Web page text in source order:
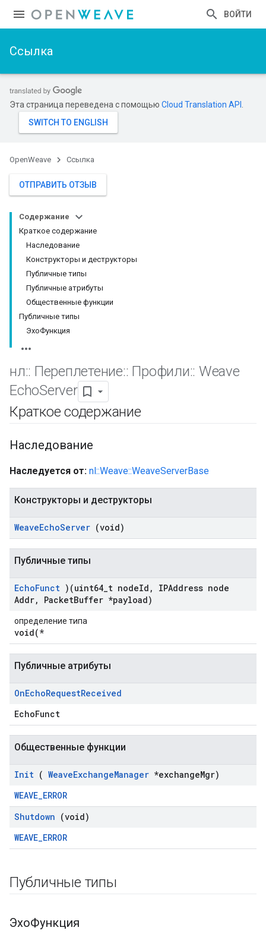
ВОЙТИ
Ссылка
Эта страница переведена с помощью Cloud Translation API
OpenWeave Ссылка
ОТПРАВИТЬ ОТЗЫВ
Содержание
Краткое содержание
Наследование
Конструкторы и деструкторы
Публичные типы
Публичные атрибуты
Общественные функции
Публичные типы
ЭхоФункция
нл:: Переплетение:: Профили:: Weave
EchoServer
Краткое содержание
Наследование
Наследуется от: nl::Weave::WeaveServerBase
Конструкторы и деструкторы
WeaveEchoServer (void)
Публичные типы
EchoFunct )(uint64 t nodeId ,
IPAddress node
Addr, PacketBuffer *payload)
определение типа
void(*
Публичные атрибуты
OnEchoRequestReceived
EchoFunct
Общественные функции
Init ( WeaveExchangeManager *exchangeMgr)
WEAVE_ERROR
Shutdown (void)
WEAVE_ERROR
Публичные типы
ЭхоФункция